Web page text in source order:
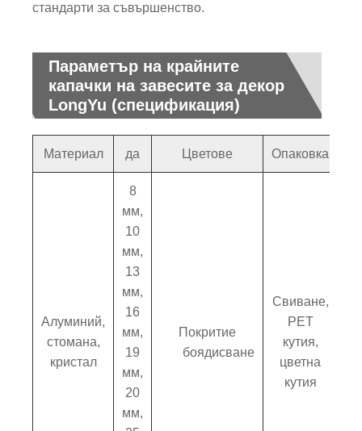
стандарти за съвършенство.
Параметър на крайните
капачки на завесите за декор
LongYu (спецификация)
Материал да Цветове Опаковка
Алуминий,
стомана,
кристал
8
мм,
10
мм,
13
мм,
16
мм,
19
мм,
20
мм,
Покритие
боядисване
Свиване,
PET
кутия,
цветна
кутия